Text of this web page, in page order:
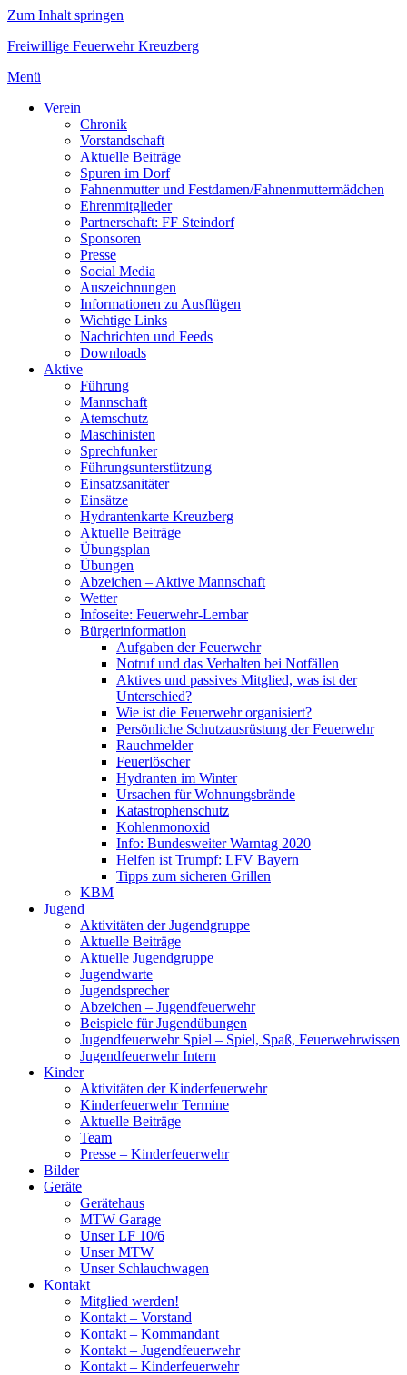
Zum Inhalt springen
Freiwillige Feuerwehr Kreuzberg
Menü
Verein
Chronik
Vorstandschaft
Aktuelle Beiträge
Spuren im Dorf
Fahnenmutter und Festdamen/Fahnenmuttermädchen
Ehrenmitglieder
Partnerschaft: FF Steindorf
Sponsoren
Presse
Social Media
Auszeichnungen
Informationen zu Ausflügen
Wichtige Links
Nachrichten und Feeds
Downloads
Aktive
Führung
Mannschaft
Atemschutz
Maschinisten
Sprechfunker
Führungsunterstützung
Einsatzsanitäter
Einsätze
Hydrantenkarte Kreuzberg
Aktuelle Beiträge
Übungsplan
Übungen
Abzeichen – Aktive Mannschaft
Wetter
Infoseite: Feuerwehr-Lernbar
Bürgerinformation
Aufgaben der Feuerwehr
Notruf und das Verhalten bei Notfällen
Aktives und passives Mitglied, was ist der
Unterschied?
Wie ist die Feuerwehr organisiert?
Persönliche Schutzausrüstung der Feuerwehr
Rauchmelder
Feuerlöscher
Hydranten im Winter
Ursachen für Wohnungsbrände
Katastrophenschutz
Kohlenmonoxid
Info: Bundesweiter Warntag 2020
Helfen ist Trumpf: LFV Bayern
Tipps zum sicheren Grillen
KBM
Jugend
Aktivitäten der Jugendgruppe
Aktuelle Beiträge
Aktuelle Jugendgruppe
Jugendwarte
Jugendsprecher
Abzeichen – Jugendfeuerwehr
Beispiele für Jugendübungen
Jugendfeuerwehr Spiel – Spiel, Spaß, Feuerwehrwissen
Jugendfeuerwehr Intern
Kinder
Aktivitäten der Kinderfeuerwehr
Kinderfeuerwehr Termine
Aktuelle Beiträge
Team
Presse – Kinderfeuerwehr
Bilder
Geräte
Gerätehaus
MTW Garage
Unser LF 10/6
Unser MTW
Unser Schlauchwagen
Kontakt
Mitglied werden!
Kontakt – Vorstand
Kontakt – Kommandant
Kontakt – Jugendfeuerwehr
Kontakt – Kinderfeuerwehr